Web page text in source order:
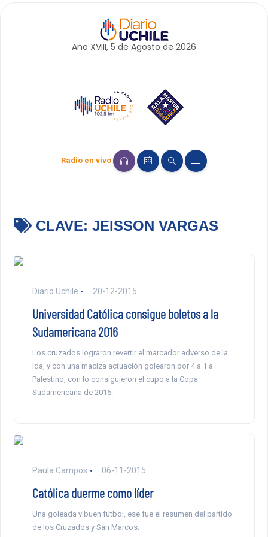
Año XVIII, 5 de Agosto de 2026
Radio en vivo
CLAVE: JEISSON VARGAS
Diario Uchile 20-12-2015
Universidad Católica consigue boletos a la
Sudamericana 2016
Los cruzados lograron revertir el marcador adverso de la
ida, y con una maciza actuación golearon por 4 a 1 a
Palestino, con lo consiguieron el cupo a la Copa
Sudamericana de 2016.
Paula Campos 06-11-2015
Católica duerme como líder
Una goleada y buen fútbol, ese fue el resumen del partido
de los Cruzados y San Marcos.